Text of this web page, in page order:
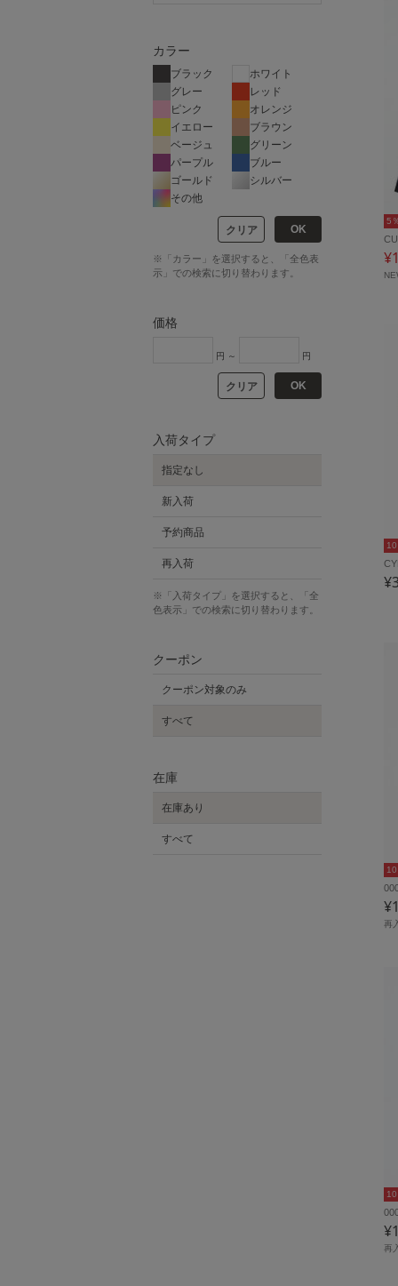
5
再
10
再
カラー
ブラック
ホワイト
グレー
レッド
ピンク
オレンジ
イエロー
ブラウン
ベージュ
グリーン
パープル
ブルー
ゴールド
シルバー
その他
クリア OK
※「カラー」を選択すると、「全色表
示」での検索に切り替わります。
価格
円 ～ 円
クリア OK
入荷タイプ
指定なし
新入荷
予約商品
再入荷
※「入荷タイプ」を選択すると、「全
色表示」での検索に切り替わります。
クーポン
クーポン対象のみ
すべて
在庫
在庫あり
すべて